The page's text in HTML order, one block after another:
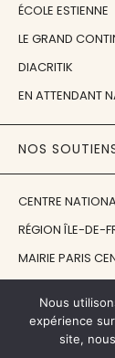
ÉCOLE ESTIENNE
LE GRAND
DIACRITIK
EN ATTENDANT
NOS
CENTRE
RÉGION ÎLE-DE-
MAIRIE PARIS
FONDATION JAN
Nous
expérience
site,